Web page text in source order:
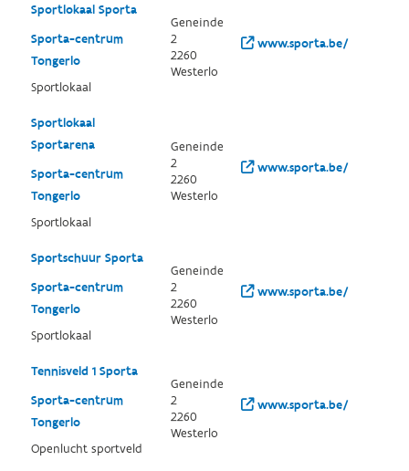
Sportlokaal Sporta
Sporta-centrum
Tongerlo
Sportlokaal
Geneinde
2
2260
Westerlo
www.sporta.be/
Sportlokaal
Sportarena
Sporta-centrum
Tongerlo
Sportlokaal
Geneinde
2
2260
Westerlo
www.sporta.be/
Sportschuur Sporta
Sporta-centrum
Tongerlo
Sportlokaal
Geneinde
2
2260
Westerlo
www.sporta.be/
Tennisveld 1 Sporta
Sporta-centrum
Tongerlo
Openlucht sportveld
Geneinde
2
2260
Westerlo
www.sporta.be/